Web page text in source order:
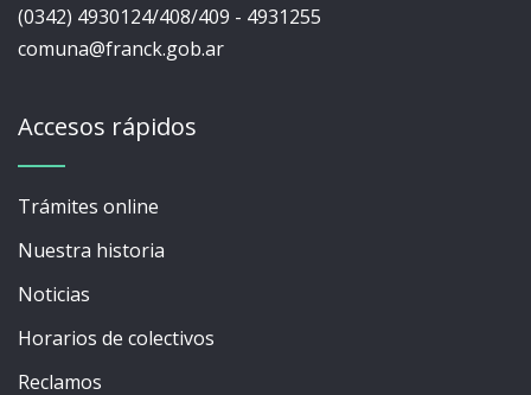
(0342) 4930124/408/409 - 4931255
comuna@franck.gob.ar
Accesos rápidos
Trámites online
Nuestra historia
Noticias
Horarios de colectivos
Reclamos